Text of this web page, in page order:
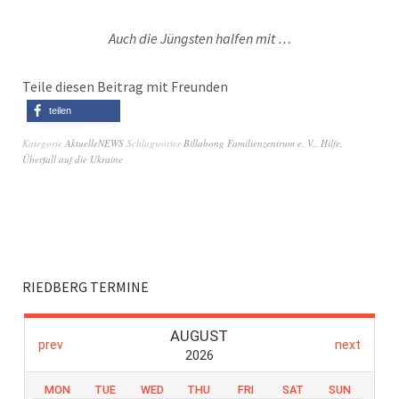
Auch die Jüngsten halfen mit …
Teile diesen Beitrag mit Freunden
teilen
Kategorie AktuelleNEWS Schlagwörter Billabong Familienzentrum e. V. Hilfe
Überfall auf die Ukraine
RIEDBERG TERMINE